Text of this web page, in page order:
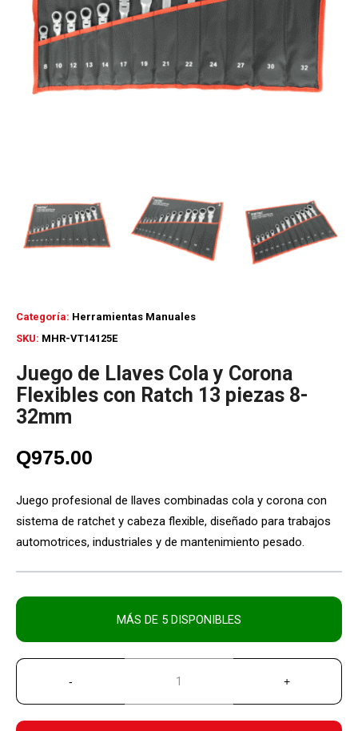
SKU: MHR-VT14125E
Categoría: Herramientas Manuales
Juego de Llaves Cola y Corona
Flexibles con Ratch 13 piezas 8-
32mm
Q975.00
Juego profesional de llaves combinadas cola y corona con
sistema de ratchet y cabeza flexible, diseñado para trabajos
automotrices, industriales y de mantenimiento pesado.
MÁS DE 5 DISPONIBLES